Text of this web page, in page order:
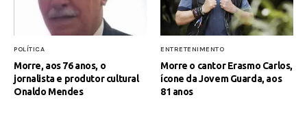
POLÍTICA
Morre, aos 76 anos, o
jornalista e produtor cultural
Onaldo Mendes
ENTRETENIMENTO
Morre o cantor Erasmo Carlos,
ícone da Jovem Guarda, aos
81 anos